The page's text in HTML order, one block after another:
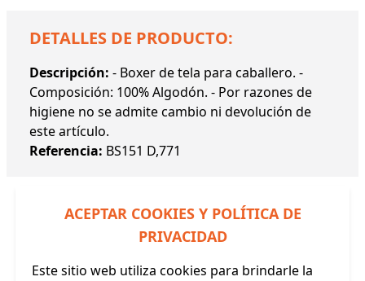
DETALLES DE PRODUCTO:
Descripción: - Boxer de tela para caballero. -
Composición: 100% Algodón. - Por razones de
higiene no se admite cambio ni devolución de
este artículo.
Referencia: BS151 D,771
Productos Relacionados
ACEPTAR COOKIES Y POLÍTICA DE
PRIVACIDAD
Este sitio web utiliza cookies para brindarle la